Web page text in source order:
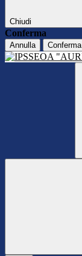
Chiudi
Conferma
Annulla Conferma